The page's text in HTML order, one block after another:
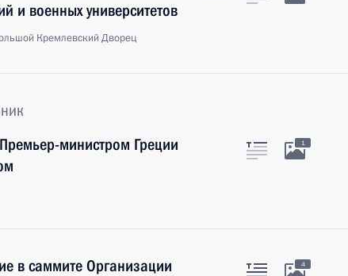
и военных университетов
Кремлевский Дворец
министром Греции
1
в саммите Организации
4